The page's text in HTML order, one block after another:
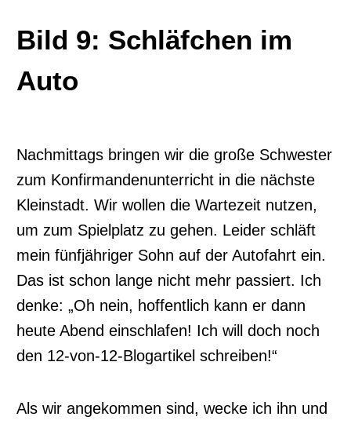
Bild 9: Schläfchen im
Auto
Nachmittags bringen wir die große Schwester
zum Konfirmandenunterricht in die nächste
Kleinstadt. Wir wollen die Wartezeit nutzen,
um zum Spielplatz zu gehen. Leider schläft
mein fünfjähriger Sohn auf der Autofahrt ein.
Das ist schon lange nicht mehr passiert. Ich
denke: „Oh nein, hoffentlich kann er dann
heute Abend einschlafen! Ich will doch noch
den 12-von-12-Blogartikel schreiben!“
Als wir angekommen sind, wecke ich ihn und